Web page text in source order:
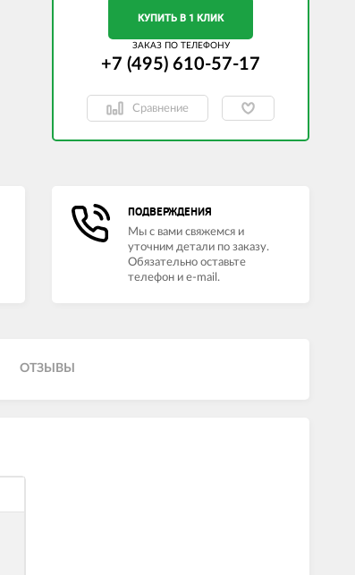
КУПИТЬ В 1 КЛИК
ЗАКАЗ ПО ТЕЛЕФОНУ
+7 (495) 610-57-17
Сравнение
ПОДВЕРЖДЕНИЯ
Мы с вами свяжемся и
уточним детали по заказу.
Обязательно оставьте
телефон и e-mail.
ОТЗЫВЫ